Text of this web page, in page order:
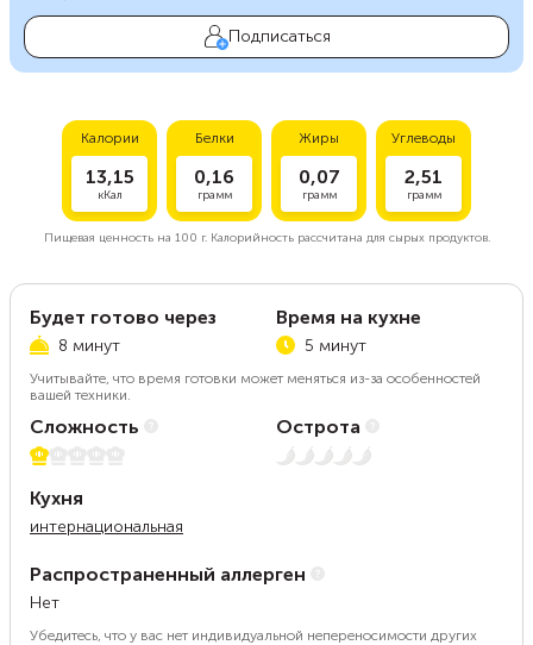
Подписаться
Калории
13,15
кКал
Белки
0,16
грамм
Жиры
0,07
грамм
Углеводы
2,51
грамм
Пищевая ценность на 100 г.Калорийность рассчитана для сырых продуктов.
Будет готово через
8 минут
Время на кухне
5 минут
Учитывайте, что время готовки может меняться из-за особенностей
вашей техники.
Сложность
1 из 5
Острота
Нет остроты
Кухня
интернациональная
Распространенный аллерген
Нет
Убедитесь, что у вас нет индивидуальной непереносимости других